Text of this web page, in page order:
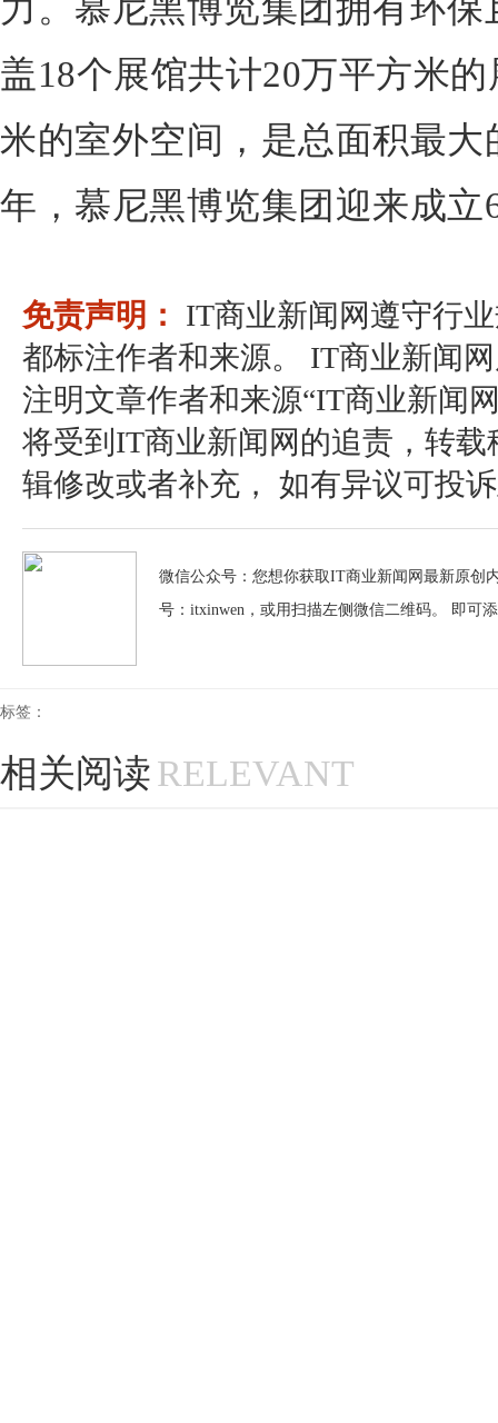
力。慕尼黑博览集团拥有环
盖18个展馆共计20万平方米
米的室外空间，是总面积最
年，慕尼黑博览集团迎来成立
免责声明：
IT商业新闻网遵守行
都标注作者和来源。 IT商业新闻
注明文章作者和来源“IT商业新闻
将受到IT商业新闻网的追责，转
辑修改或者补充， 如有异议可投
微信公众号：您想你获取IT商业新闻网最新原创
号：itxinwen，或用扫描左侧微信二维码。 即可
标签：
相关阅读RELEVANT